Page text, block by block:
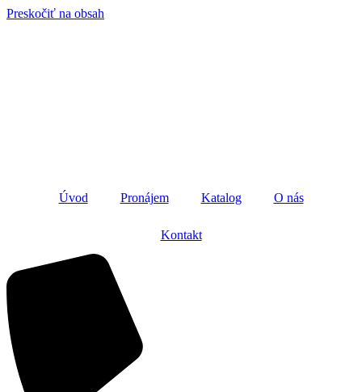
Preskočiť na obsah
Úvod Pronájem Katalog O nás
Kontakt